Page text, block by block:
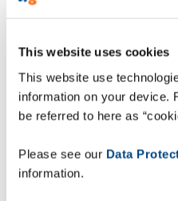
This website uses cookies
This website use
information on your device.
be referred to here as
Please see our Data
information.
Deltag i
peer-netværk
informere og
realisere det
forsyningskæde